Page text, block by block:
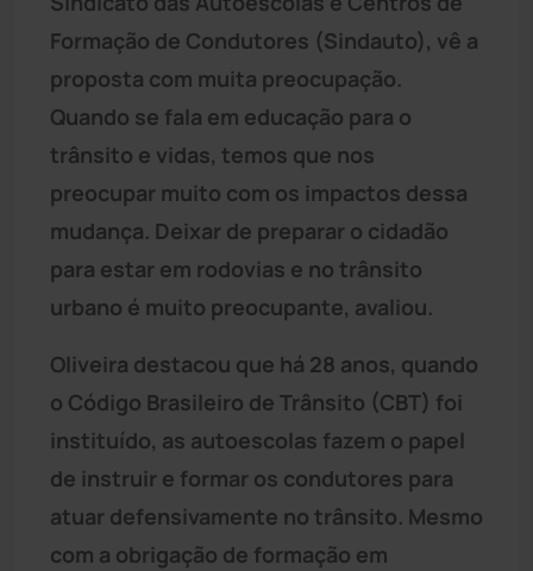
Formação de Condutores (Sindauto), vê a
proposta com muita preocupação.
Quando se fala em educação para o
trânsito e vidas, temos que nos
preocupar muito com os impactos dessa
mudança. Deixar de preparar o cidadão
para estar em rodovias e no trânsito
urbano é muito preocupante, avaliou.
Oliveira destacou que há 28 anos, quando
o Código Brasileiro de Trânsito (CBT) foi
instituído, as autoescolas fazem o papel
de instruir e formar os condutores para
atuar defensivamente no trânsito. Mesmo
com a obrigação de formação em